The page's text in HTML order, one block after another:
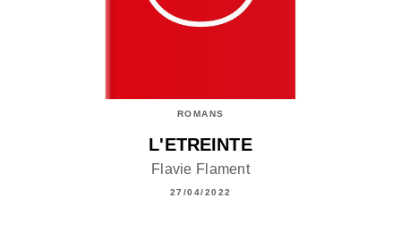
ROMANS
L'ETREINTE
Flavie Flament
27/04/2022